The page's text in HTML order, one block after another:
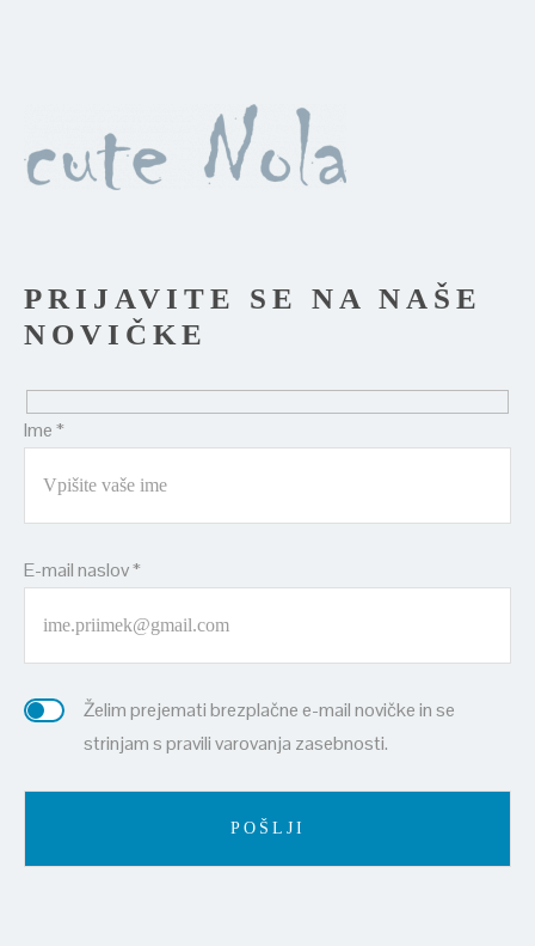
PRIJAVITE SE NA NAŠE
NOVIČKE
Ime *
E-mail naslov *
Želim prejemati brezplačne e-mail novičke in se
strinjam s pravili varovanja zasebnosti.